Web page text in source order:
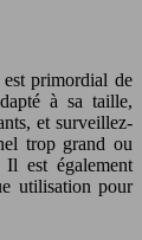
primordial de
à sa taille,
et surveillez-
trop grand ou
est également
utilisation pour